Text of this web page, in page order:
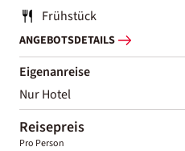
Frühstück
ANGEBOTSDETAILS
Eigenanreise
Nur Hotel
Reisepreis
Pro Person